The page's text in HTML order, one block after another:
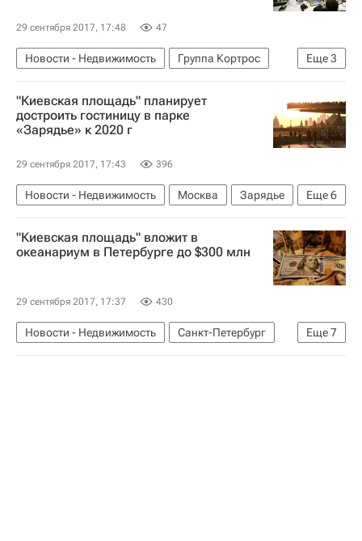
29 сентября 2017, 17:48 47
Еще3
Новости - Недвижимость
Группа Кортрос
АКРА
Рейтинги Россия
"Киевская площадь" планирует
достроить гостиницу в парке
«Зарядье» к 2020 г
29 сентября 2017, 17:43 396
Еще6
Новости - Недвижимость Москва
Зарядье
Год Нисанов
Киевская площадь
Строительство
Коммерческая недвижимость
"Киевская площадь" вложит в
океанариум в Петербурге до $300 млн
29 сентября 2017, 17:37 430
Еще7
Новости - Недвижимость
Санкт-Петербург
Год Нисанов
Киевская площадь